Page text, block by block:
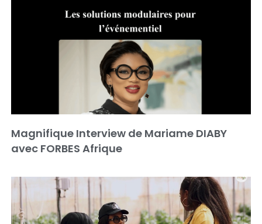
Magnifique Interview de Mariame DIABY
avec FORBES Afrique